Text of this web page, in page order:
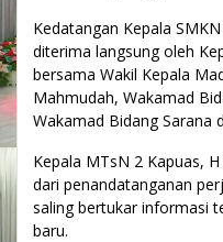
Kedatangan Kepala
diterima langsung oleh
bersama Wakil Kepala
Mahmudah, Wakamad
Wakamad Bidang Sarana
Kepala MTsN 2 Kapuas,
dari penandatanganan
saling bertukar informasi
baru.